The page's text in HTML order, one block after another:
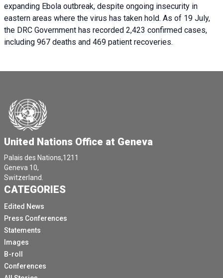
expanding Ebola outbreak, despite ongoing insecurity in
eastern areas where the virus has taken hold. As of 19 July,
the DRC Government has recorded 2,423 confirmed cases,
including 967 deaths and 469 patient recoveries.
United Nations Office at Geneva
Palais des Nations,1211
Geneva 10,
Switzerland.
CATEGORIES
Edited News
Press Conferences
Statements
Images
B-roll
Conferences